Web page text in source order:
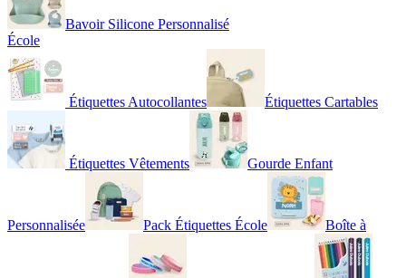
Bavoir Silicone Personnalisé
École
Étiquettes Autocollantes Étiquettes Cartables
Étiquettes Vêtements Gourde Enfant
Personnalisée Pack Étiquettes École Boîte à